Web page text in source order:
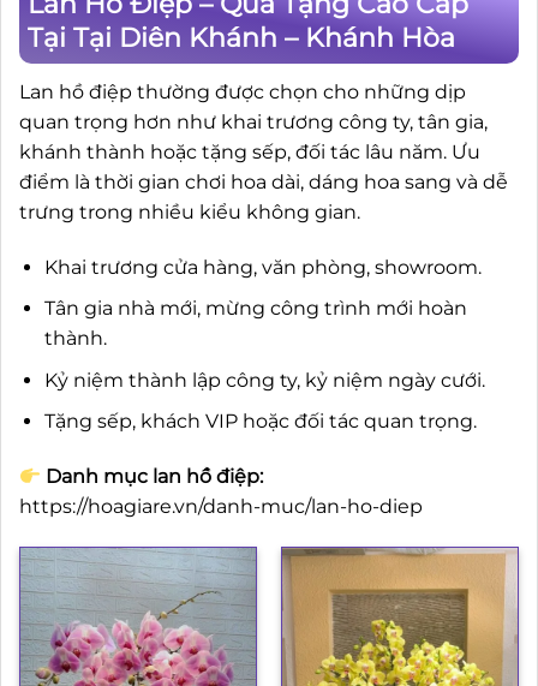
Tại Tại Diên Khánh – Khánh Hòa
Lan hồ điệp thường được chọn cho những dịp
quan trọng hơn như khai trương công ty, tân gia,
khánh thành hoặc tặng sếp, đối tác lâu năm. Ưu
điểm là thời gian chơi hoa dài, dáng hoa sang và dễ
trưng trong nhiều kiểu không gian.
Khai trương cửa hàng, văn phòng, showroom.
Tân gia nhà mới, mừng công trình mới hoàn
thành.
Kỷ niệm thành lập công ty, kỷ niệm ngày cưới.
Tặng sếp, khách VIP hoặc đối tác quan trọng.
Danh mục lan hồ điệp:
https://hoagiare.vn/danh-muc/lan-ho-diep